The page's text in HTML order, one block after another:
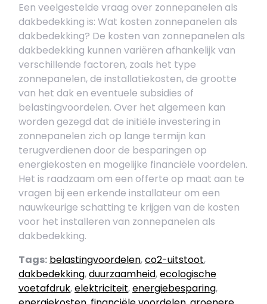
Een veelgestelde vraag over zonnepanelen als
dakbedekking is: Wat kosten zonnepanelen als
dakbedekking? De kosten van zonnepanelen als
dakbedekking kunnen variëren afhankelijk van
verschillende factoren, zoals het type
zonnepanelen, de installatiekosten, de grootte
van het dak en eventuele subsidies of
belastingvoordelen. Over het algemeen kan
worden gezegd dat de initiële investering in
zonnepanelen zich op lange termijn kan
terugverdienen door de besparingen op
energiekosten en mogelijke financiële voordelen.
Het is raadzaam om een offerte op maat aan te
vragen bij een erkende installateur om een
nauwkeurige schatting te krijgen van de kosten
voor het installeren van zonnepanelen als
dakbedekking.
Tags: belastingvoordelen,co2-uitstoot,
dakbedekking,duurzaamheid,ecologische
voetafdruk,elektriciteit,energiebesparing,